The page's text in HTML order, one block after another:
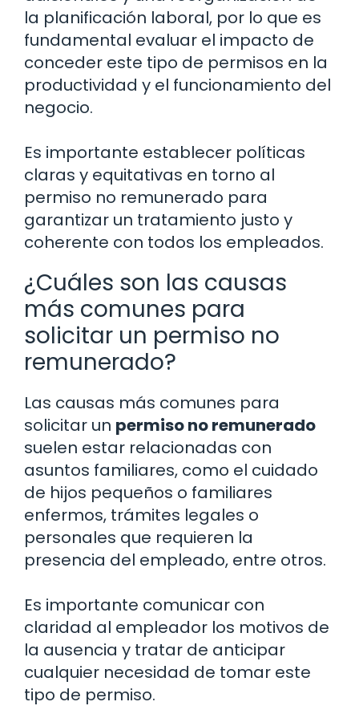
la planificación laboral, por lo que es
fundamental evaluar el impacto de
conceder este tipo de permisos en la
productividad y el funcionamiento del
negocio.
Es importante establecer políticas
claras y equitativas en torno al
permiso no remunerado para
garantizar un tratamiento justo y
coherente con todos los empleados.
¿Cuáles son las causas
más comunes para
solicitar un permiso no
remunerado?
Las causas más comunes para
solicitar un permiso no remunerado
suelen estar relacionadas con
asuntos familiares, como el cuidado
de hijos pequeños o familiares
enfermos, trámites legales o
personales que requieren la
presencia del empleado, entre otros.
Es importante comunicar con
claridad al empleador los motivos de
la ausencia y tratar de anticipar
cualquier necesidad de tomar este
tipo de permiso.